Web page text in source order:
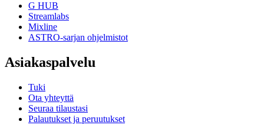
G HUB
Streamlabs
Mixline
ASTRO-sarjan ohjelmistot
Asiakaspalvelu
Tuki
Ota yhteyttä
Seuraa tilaustasi
Palautukset ja peruutukset